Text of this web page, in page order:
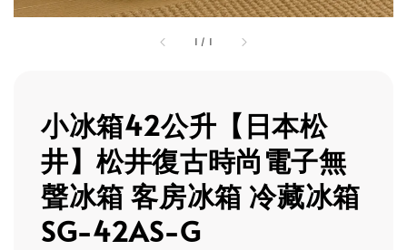
1 / 1
小冰箱42公升【日本松
井】松井復古時尚電子無
聲冰箱 客房冰箱 冷藏冰箱
SG-42AS-G